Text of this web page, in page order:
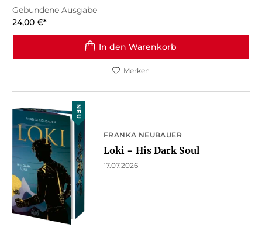
Gebundene Ausgabe
24,00 €*
In den Warenkorb
Merken
NEU
FRANKA NEUBAUER
Loki − His Dark Soul
17.07.2026